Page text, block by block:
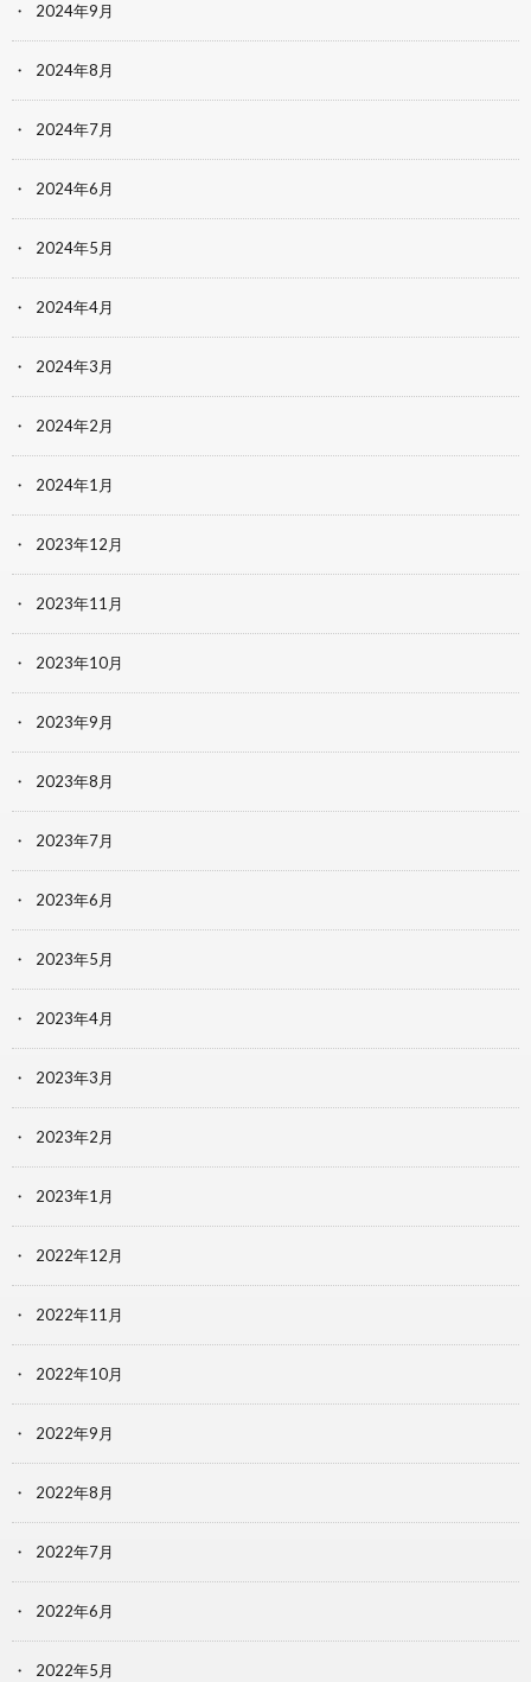
2024年9月
2024年8月
2024年7月
2024年6月
2024年5月
2024年4月
2024年3月
2024年2月
2024年1月
2023年12月
2023年11月
2023年10月
2023年9月
2023年8月
2023年7月
2023年6月
2023年5月
2023年4月
2023年3月
2023年2月
2023年1月
2022年12月
2022年11月
2022年10月
2022年9月
2022年8月
2022年7月
2022年6月
2022年5月